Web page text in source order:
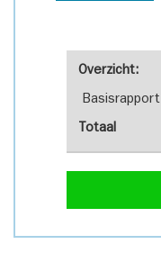
Overzicht:
Basisrapport
Totaal